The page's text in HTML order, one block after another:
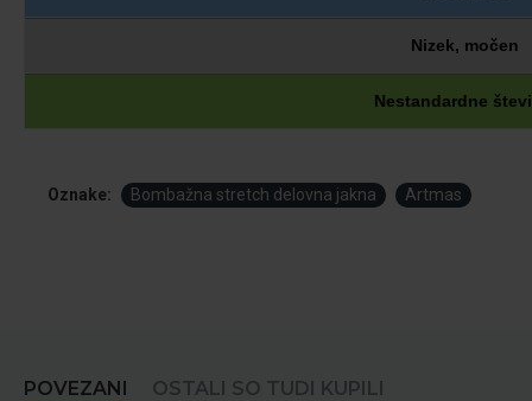
Nizek, močen
Nestandardne
Oznake: Bombažna stretch delovna jakna Artmas
POVEZANI OSTALI SO TUDI KUPILI